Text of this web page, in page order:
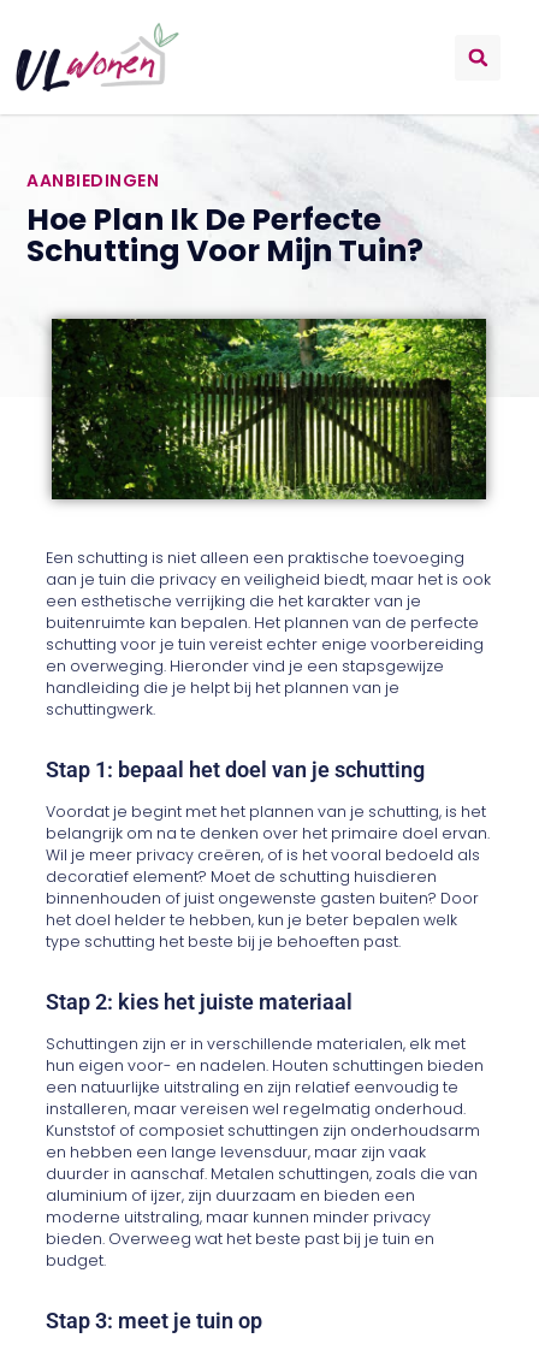
AANBIEDINGEN
Hoe Plan Ik De Perfecte
Schutting Voor Mijn Tuin?
Een schutting is niet alleen een praktische toevoeging
aan je tuin die privacy en veiligheid biedt, maar het is ook
een esthetische verrijking die het karakter van je
buitenruimte kan bepalen. Het plannen van de perfecte
schutting voor je tuin vereist echter enige voorbereiding
en overweging. Hieronder vind je een stapsgewijze
handleiding die je helpt bij het plannen van je
schuttingwerk.
Stap 1: bepaal het doel van je schutting
Voordat je begint met het plannen van je schutting, is het
belangrijk om na te denken over het primaire doel ervan.
Wil je meer privacy creëren, of is het vooral bedoeld als
decoratief element? Moet de schutting huisdieren
binnenhouden of juist ongewenste gasten buiten? Door
het doel helder te hebben, kun je beter bepalen welk
type schutting het beste bij je behoeften past.
Stap 2: kies het juiste materiaal
Schuttingen zijn er in verschillende materialen, elk met
hun eigen voor- en nadelen. Houten schuttingen bieden
een natuurlijke uitstraling en zijn relatief eenvoudig te
installeren, maar vereisen wel regelmatig onderhoud.
Kunststof of composiet schuttingen zijn onderhoudsarm
en hebben een lange levensduur, maar zijn vaak
duurder in aanschaf. Metalen schuttingen, zoals die van
aluminium of ijzer, zijn duurzaam en bieden een
moderne uitstraling, maar kunnen minder privacy
bieden. Overweeg wat het beste past bij je tuin en
budget.
Stap 3: meet je tuin op